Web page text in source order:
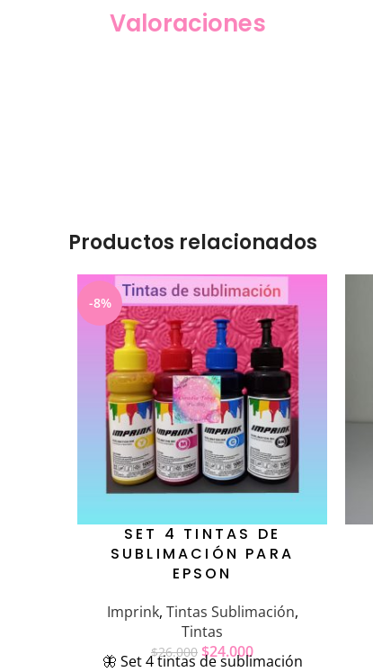
Valoraciones
Productos relacionados
-8%
SET 4 TINTAS DE
SUBLIMACIÓN PARA
EPSON
Imprink, Tintas Sublimación,
Tintas
$26.000 $24.000
🦋 Set 4 tintas de sublimación